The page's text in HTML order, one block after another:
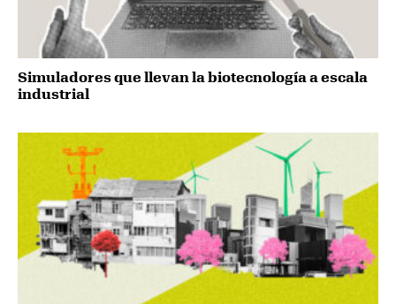
Simuladores que llevan la biotecnología a escala
industrial